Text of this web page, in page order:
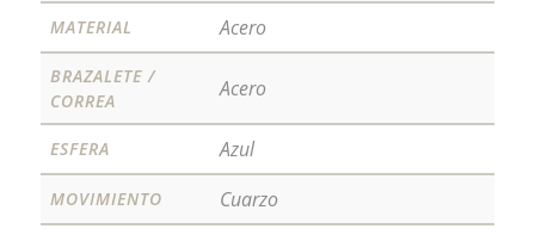
MATERIAL Acero
BRAZALETE /
CORREA
Acero
ESFERA Azul
MOVIMIENTO Cuarzo